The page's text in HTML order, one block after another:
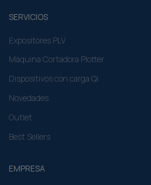
SERVICIOS
Expositores PLV
Máquina Cortadora Plotter
Dispositivos con carga Qi
Novedades
Outlet
Best Sellers
EMPRESA